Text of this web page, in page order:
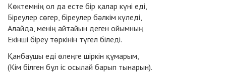
Көктемнің ол да есте бір қалар күні еді,
Біреулер сөгер, біреулер бәлкім күледі,
Алайда, менің айтайын деген ойымның
Екінші біреу төркінін түгел біледі.
Қанбаушы еді өлеңге шіркін құмарым,
(Кім білген бұл іс осылай барып тынарын).